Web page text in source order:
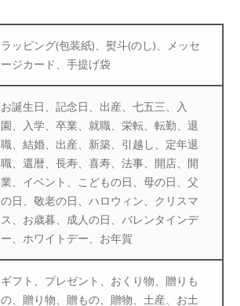
ラッピング(包装紙)、熨斗(のし)、メッセ
ージカード、手提げ袋
お誕生日、記念日、出産、七五三、入
園、入学、卒業、就職、栄転、転勤、退
職、結婚、出産、新築、引越し、定年退
職、還暦、長寿、喜寿、法事、開店、開
業、イベント、こどもの日、母の日、父
の日、敬老の日、ハロウィン、クリスマ
ス、お歳暮、成人の日、バレンタインデ
ー、ホワイトデー、お年賀
ギフト、プレゼント、おくり物、贈りも
の、贈り物、贈もの、贈物、土産、お土